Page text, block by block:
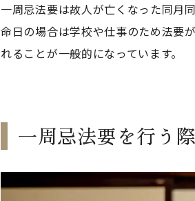
一周忌法要は故人が亡くなった同月
命日の場合は学校や仕事のため法要
れることが一般的になっています。
一周忌法要を行う